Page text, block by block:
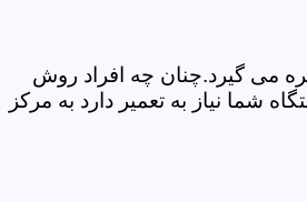
می گیرد.چنان چه افراد روش
نیاز به تعمیر دارد به مرکز